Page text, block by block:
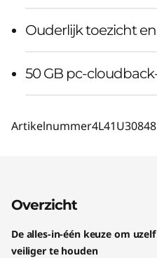
Ouderlijk toezicht
50 GB pc-
Artikelnummer4L41U30848
Overzicht
De alles-in-één keuze om
veiliger te houden